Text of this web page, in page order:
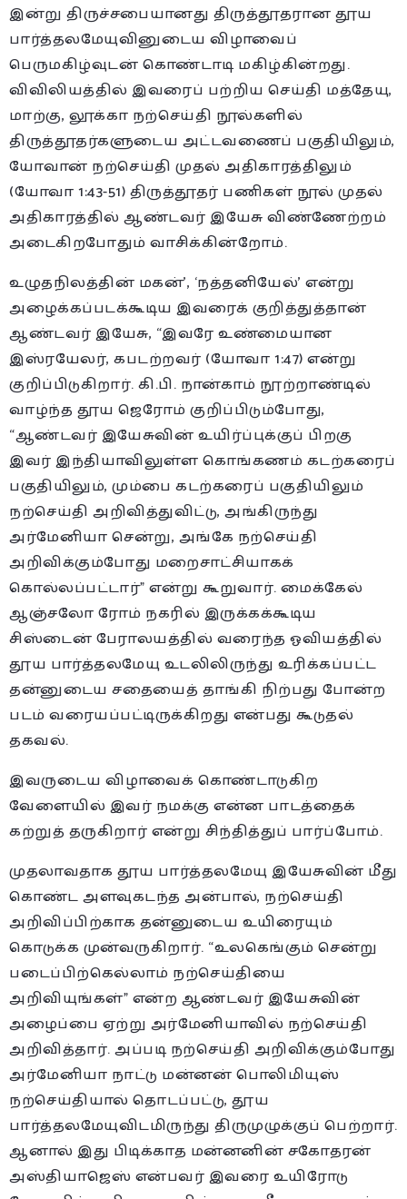
இன்று திருச்சபையானது திருத்தூதரான தூய
பார்த்தலமேயுவினுடைய விழாவைப்
பெருமகிழ்வுடன் கொண்டாடி மகிழ்கின்றது.
விவிலியத்தில் இவரைப் பற்றிய செய்தி மத்தேயு,
மாற்கு, லூக்கா நற்செய்தி நூல்களில்
திருத்தூதர்களுடைய அட்டவணைப் பகுதியிலும்,
யோவான் நற்செய்தி முதல் அதிகாரத்திலும்
(யோவா 1:43-51) திருத்தூதர் பணிகள் நூல் முதல்
அதிகாரத்தில் ஆண்டவர் இயேசு விண்ணேற்றம்
அடைகிறபோதும் வாசிக்கின்றோம்.
உழுதநிலத்தின் மகன்’, ‘நத்தனியேல்’ என்று
அழைக்கப்படக்கூடிய இவரைக் குறித்துத்தான்
ஆண்டவர் இயேசு, “இவரே உண்மையான
இஸ்ரயேலர், கபடற்றவர் (யோவா 1:47) என்று
குறிப்பிடுகிறார். கி.பி. நான்காம் நூற்றாண்டில்
வாழ்ந்த தூய ஜெரோம் குறிப்பிடும்போது,
“ஆண்டவர் இயேசுவின் உயிர்ப்புக்குப் பிறகு
இவர் இந்தியாவிலுள்ள கொங்கணம் கடற்கரைப்
பகுதியிலும், மும்பை கடற்கரைப் பகுதியிலும்
நற்செய்தி அறிவித்துவிட்டு, அங்கிருந்து
அர்மேனியா சென்று, அங்கே நற்செய்தி
அறிவிக்கும்போது மறைசாட்சியாகக்
கொல்லப்பட்டார்” என்று கூறுவார். மைக்கேல்
ஆஞ்சலோ ரோம் நகரில் இருக்கக்கூடிய
சிஸ்டைன் பேராலயத்தில் வரைந்த ஓவியத்தில்
தூய பார்த்தலமேயு உடலிலிருந்து உரிக்கப்பட்ட
தன்னுடைய சதையைத் தாங்கி நிற்பது போன்ற
படம் வரையப்பட்டிருக்கிறது என்பது கூடுதல்
தகவல்.
இவருடைய விழாவைக் கொண்டாடுகிற
வேளையில் இவர் நமக்கு என்ன பாடத்தைக்
கற்றுத் தருகிறார் என்று சிந்தித்துப் பார்ப்போம்.
முதலாவதாக தூய பார்த்தலமேயு இயேசுவின் மீது
கொண்ட அளவுகடந்த அன்பால், நற்செய்தி
அறிவிப்பிற்காக தன்னுடைய உயிரையும்
கொடுக்க முன்வருகிறார். “உலகெங்கும் சென்று
படைப்பிற்கெல்லாம் நற்செய்தியை
அறிவியுங்கள்” என்ற ஆண்டவர் இயேசுவின்
அழைப்பை ஏற்று அர்மேனியாவில் நற்செய்தி
அறிவித்தார். அப்படி நற்செய்தி அறிவிக்கும்போது
அர்மேனியா நாட்டு மன்னன் பொலிமியுஸ்
நற்செய்தியால் தொடப்பட்டு, தூய
பார்த்தலமேயுவிடமிருந்து திருமுழுக்குப் பெற்றார்.
ஆனால் இது பிடிக்காத மன்னனின் சகோதரன்
அஸ்தியாஜெஸ் என்பவர் இவரை உயிரோடு